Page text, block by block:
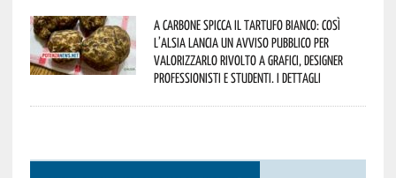
A Carbone spicca il tartufo bianco: così
l’Alsia lancia un avviso pubblico per
valorizzarlo rivolto a grafici, designer
professionisti e studenti. I dettagli